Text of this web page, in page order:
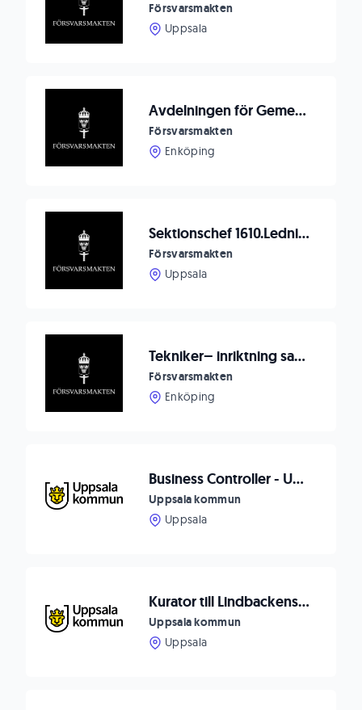
Försvarsmakten
Uppsala
Avdelningen för Gemensamma Operationer söker 2 st Stabsassistenter OR6
Försvarsmakten
Enköping
Sektionschef 1610.Ledningssystemstödsavdelningen till F 16, Upplands flygflottilj
Försvarsmakten
Uppsala
Tekniker– inriktning sambandsmateriel, Fält-tele Markverkstaden Enköping
Försvarsmakten
Enköping
Business Controller - Uppsala arenor och fastigheter
Uppsala kommun
Uppsala
Kurator till Lindbackens skola (vikariat)
Uppsala kommun
Uppsala